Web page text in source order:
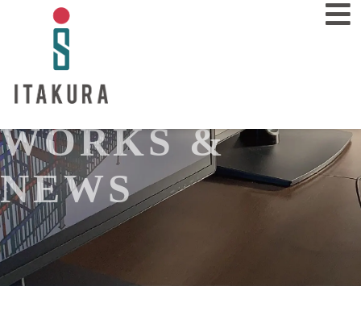
業務内容
SERVICE
施工事例
WORKS
会社概要
WORKS &
NEWS